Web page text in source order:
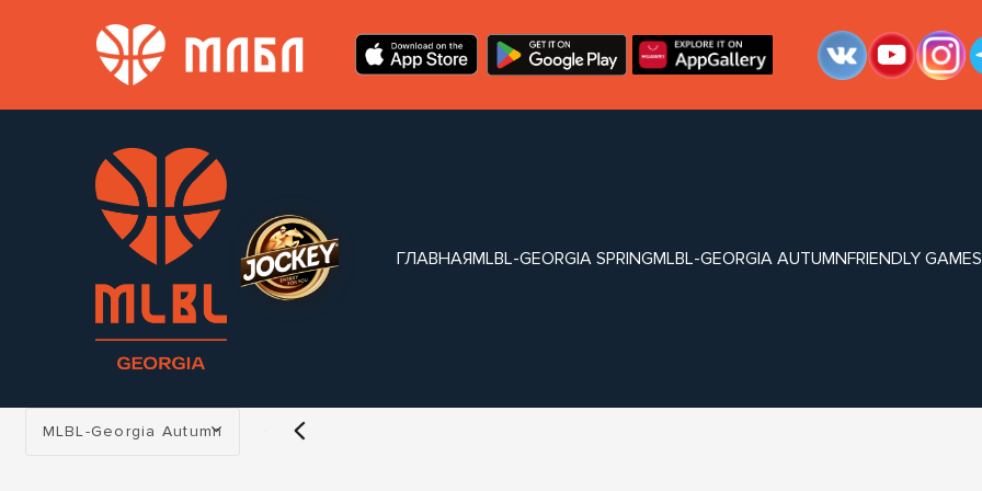
ГЛАВНАЯMLBL-GEORGIA SPRINGMLBL-GEORGIA AUTUMNFRIENDLY GAMES
Турнир:
MLBL-Georgia Autumn